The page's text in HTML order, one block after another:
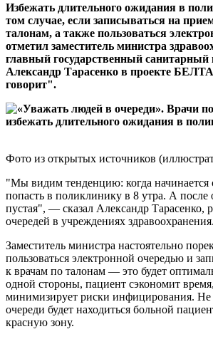
Избежать длительного ожидания в
том случае, если записываться на
талонам, а также пользоваться
отметил заместитель министра
главный государственный санитарный
Александр Тарасенко в проекте
говорит".
Фото из открытых источников
"Мы видим тенденцию: когда начинается
попасть в поликлинику в 8 утра. А после
пустая", — сказал Александр Тарасенко,
очередей в учреждениях здравоохранения.
Заместитель министра настоятельно
пользоваться электронной очередью и
к врачам по талонам — это будет
одной стороны, пациент сэкономит
минимизирует риски инфицирования. Не
очереди будет находиться больной
красную зону.